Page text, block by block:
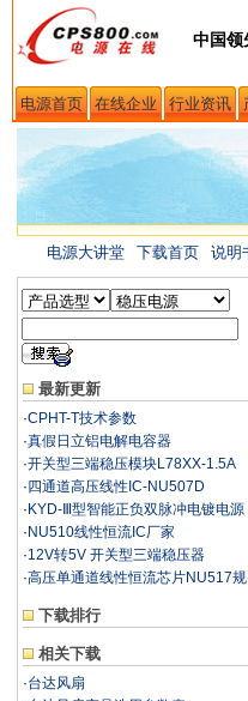
中国领
电源首页 在线企业 行业资讯
电源大讲堂 下载首页 说明
最新更新
·CPHT-T技术参数
·真假日立铝电解电容器
·开关型三端稳压模块L78XX-1.5A
· 四通道高压线性IC-NU507D
· KYD-Ⅲ型智能正负双脉冲电镀电源
· NU510线性恒流IC厂家
·12V转5V 开关型三端稳压器
LM78MX
·高压单通道线性恒流芯片NU517规
下载排行
相关下载
·台达风扇